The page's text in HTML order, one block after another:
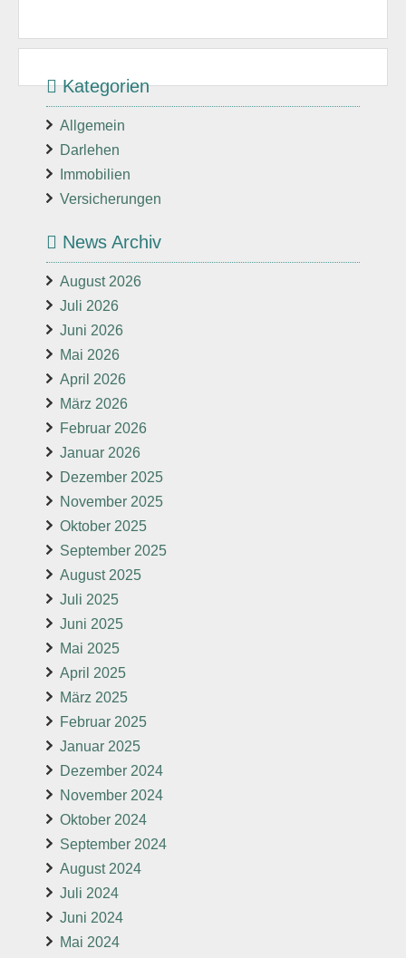
Kategorien
Allgemein
Darlehen
Immobilien
Versicherungen
News Archiv
August 2026
Juli 2026
Juni 2026
Mai 2026
April 2026
März 2026
Februar 2026
Januar 2026
Dezember 2025
November 2025
Oktober 2025
September 2025
August 2025
Juli 2025
Juni 2025
Mai 2025
April 2025
März 2025
Februar 2025
Januar 2025
Dezember 2024
November 2024
Oktober 2024
September 2024
August 2024
Juli 2024
Juni 2024
Mai 2024